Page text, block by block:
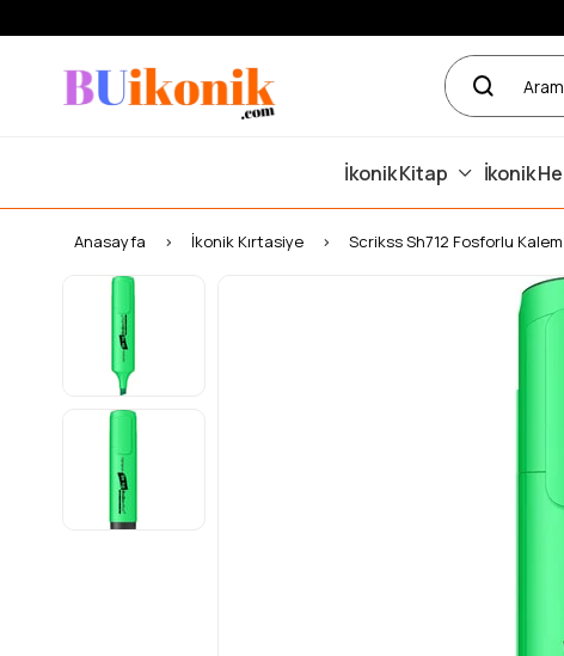
İkonik Kitap İkonik
Anasayfa İkonik Kırtasiye Scrikss Sh712 Fosforlu Kalem